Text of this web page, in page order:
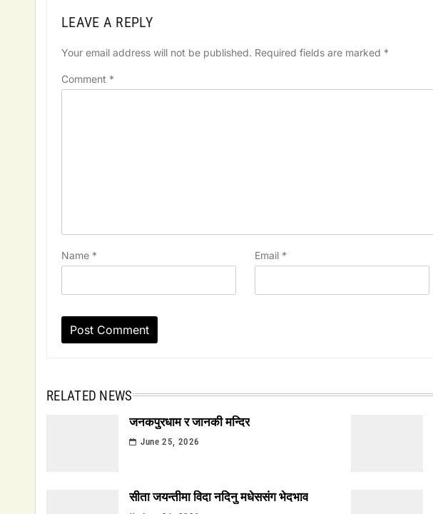
LEAVE A REPLY
Your email address will not be published. Required fields are marked *
Comment *
Name * Email *
RELATED NEWS
जनकपुरधाम र जानकी मन्दिर
June 25, 2026
सीता जयन्तीमा विदा नदिनु मधेससंग भेदभाव